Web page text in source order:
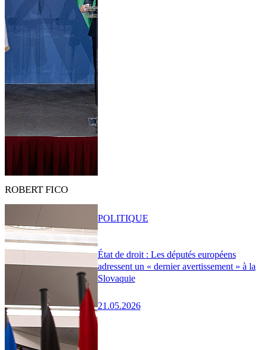
ROBERT FICO
État de droit : Les députés européens
adressent un « dernier avertissement » à la
Slovaquie
21.05.2026
POLITIQUE